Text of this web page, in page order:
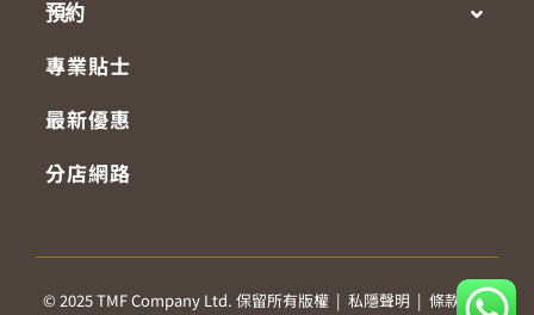
預約
專業貼士
最新優惠
分店網路
© 2025 TMF Company Ltd. 保留所有版權 |私隱聲明 |條款及細